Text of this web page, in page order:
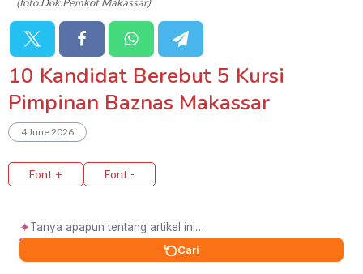
(foto:Dok.Pemkot Makassar)
10 Kandidat Berebut 5 Kursi
Pimpinan Baznas Makassar
4 June 2026
Font + Font -
✦
Cari